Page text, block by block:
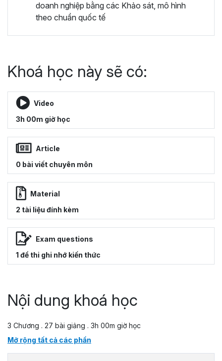
doanh nghiệp bằng các Khảo sát, mô hình
theo chuẩn quốc tế
Khoá học này sẽ có:
Video
3h 00m giờ học
Article
0 bài viết chuyên môn
Material
2 tài liệu đính kèm
Exam questions
1 đề thi ghi nhớ kiến thức
Nội dung khoá học
3 Chương . 27 bài giảng . 3h 00m giờ học
Mở rộng tất cả các phần